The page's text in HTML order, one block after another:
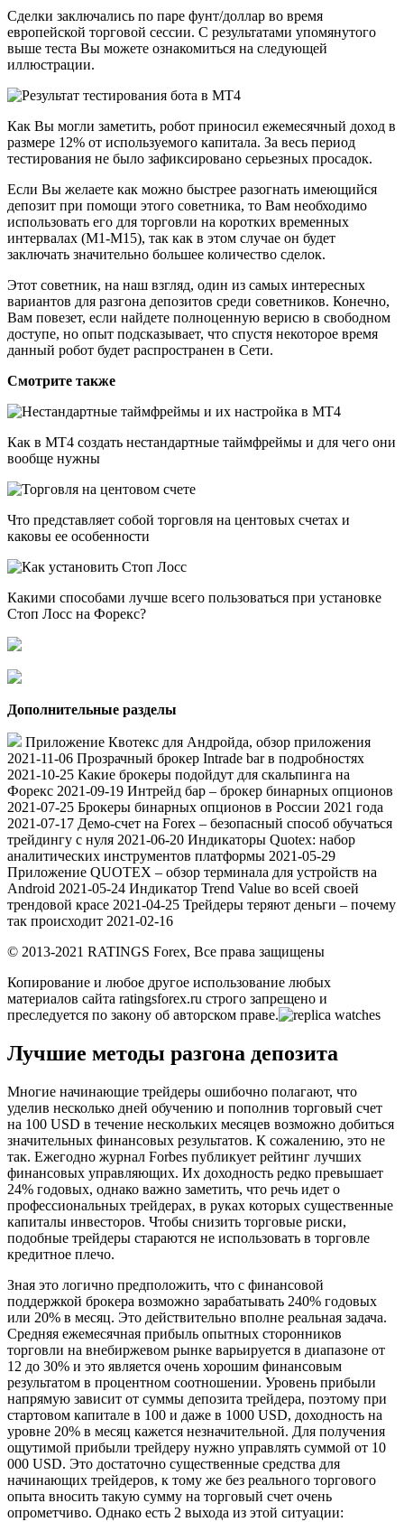
Сделки заключались по паре фунт/доллар во время
европейской торговой сессии. С результатами упомянутого
выше теста Вы можете ознакомиться на следующей
иллюстрации.
Как Вы могли заметить, робот приносил ежемесячный доход в
размере 12% от используемого капитала. За весь период
тестирования не было зафиксировано серьезных просадок.
Если Вы желаете как можно быстрее разогнать имеющийся
депозит при помощи этого советника, то Вам необходимо
использовать его для торговли на коротких временных
интервалах (М1-М15), так как в этом случае он будет
заключать значительно большее количество сделок.
Этот советник, на наш взгляд, один из самых интересных
вариантов для разгона депозитов среди советников. Конечно,
Вам повезет, если найдете полноценную верисю в свободном
доступе, но опыт подсказывает, что спустя некоторое время
данный робот будет распространен в Сети.
Смотрите также
Как в МТ4 создать нестандартные таймфреймы и для чего они
вообще нужны
Что представляет собой торговля на центовых счетах и
каковы ее особенности
Какими способами лучше всего пользоваться при установке
Стоп Лосс на Форекс?
Дополнительные разделы
Приложение Квотекс для Андройда, обзор приложения
2021-11-06 Прозрачный брокер Intrade bar в подробностях
2021-10-25 Какие брокеры подойдут для скальпинга на
Форекс 2021-09-19 Интрейд бар – брокер бинарных опционов
2021-07-25 Брокеры бинарных опционов в России 2021 года
2021-07-17 Демо-счет на Forex – безопасный способ обучаться
трейдингу с нуля 2021-06-20 Индикаторы Quotex: набор
аналитических инструментов платформы 2021-05-29
Приложение QUOTEX – обзор терминала для устройств на
Android 2021-05-24 Индикатор Trend Value во всей своей
трендовой красе 2021-04-25 Трейдеры теряют деньги – почему
так происходит 2021-02-16
© 2013-2021 RATINGS Forex, Все права защищены
Копирование и любое другое использование любых
материалов сайта ratingsforex.ru строго запрещено и
преследуется по закону об авторском праве.
Лучшие методы разгона депозита
Многие начинающие трейдеры ошибочно полагают, что
уделив несколько дней обучению и пополнив торговый счет
на 100 USD в течение нескольких месяцев возможно добиться
значительных финансовых результатов. К сожалению, это не
так. Ежегодно журнал Forbes публикует рейтинг лучших
финансовых управляющих. Их доходность редко превышает
24% годовых, однако важно заметить, что речь идет о
профессиональных трейдерах, в руках которых существенные
капиталы инвесторов. Чтобы снизить торговые риски,
подобные трейдеры стараются не использовать в торговле
кредитное плечо.
Зная это логично предположить, что с финансовой
поддержкой брокера возможно зарабатывать 240% годовых
или 20% в месяц. Это действительно вполне реальная задача.
Средняя ежемесячная прибыль опытных сторонников
торговли на внебиржевом рынке варьируется в диапазоне от
12 до 30% и это является очень хорошим финансовым
результатом в процентном соотношении. Уровень прибыли
напрямую зависит от суммы депозита трейдера, поэтому при
стартовом капитале в 100 и даже в 1000 USD, доходность на
уровне 20% в месяц кажется незначительной. Для получения
ощутимой прибыли трейдеру нужно управлять суммой от 10
000 USD. Это достаточно существенные средства для
начинающих трейдеров, к тому же без реального торгового
опыта вносить такую сумму на торговый счет очень
опрометчиво. Однако есть 2 выхода из этой ситуации: